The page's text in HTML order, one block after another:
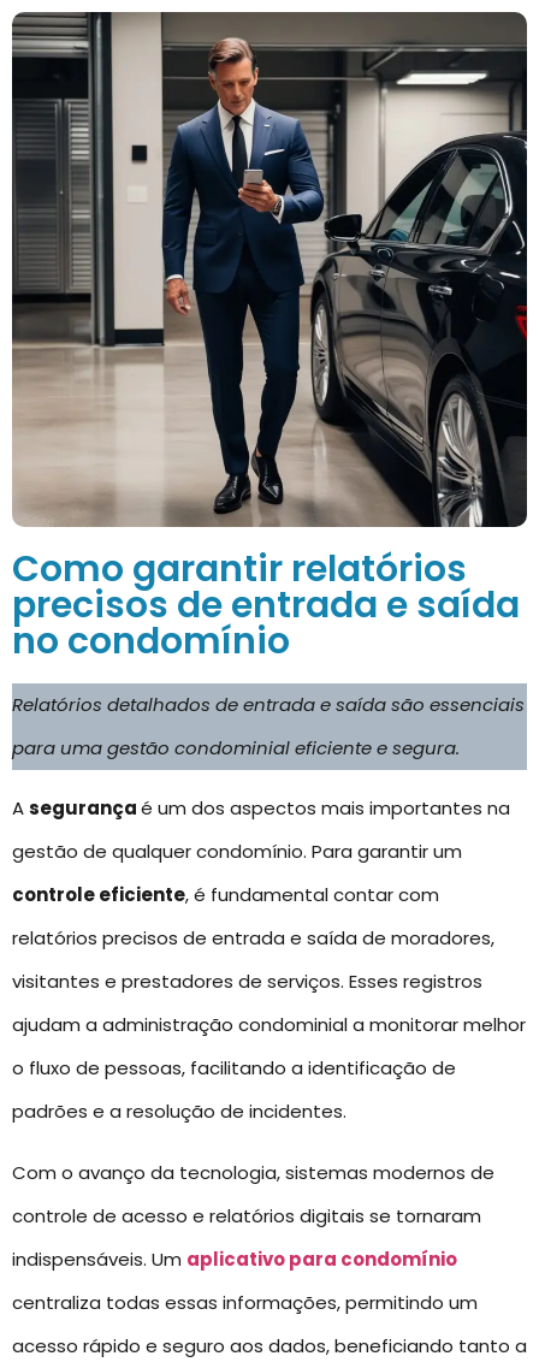
Como garantir relatórios
precisos de entrada e saída
no condomínio
Relatórios detalhados de entrada e saída são essenciais
para uma gestão condominial eficiente e segura.
Asegurançaé um dos aspectos mais importantes na
gestão de qualquer condomínio. Para garantir um
controle eficiente, é fundamental contar com
relatórios precisos de entrada e saída de moradores,
visitantes e prestadores de serviços. Esses registros
ajudam a administração condominial a monitorar melhor
o fluxo de pessoas, facilitando a identificação de
padrões e a resolução de incidentes.
Com o avanço da tecnologia, sistemas modernos de
controle de acesso e relatórios digitais se tornaram
indispensáveis. Um aplicativo para condomínio
centraliza todas essas informações, permitindo um
acesso rápido e seguro aos dados, beneficiando tanto a